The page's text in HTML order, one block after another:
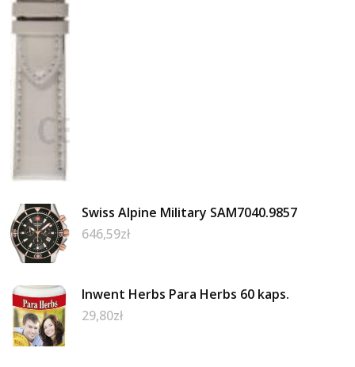
Swiss Alpine Military SAM7040.9857
646,59zł
Inwent Herbs Para Herbs 60 kaps.
29,80zł